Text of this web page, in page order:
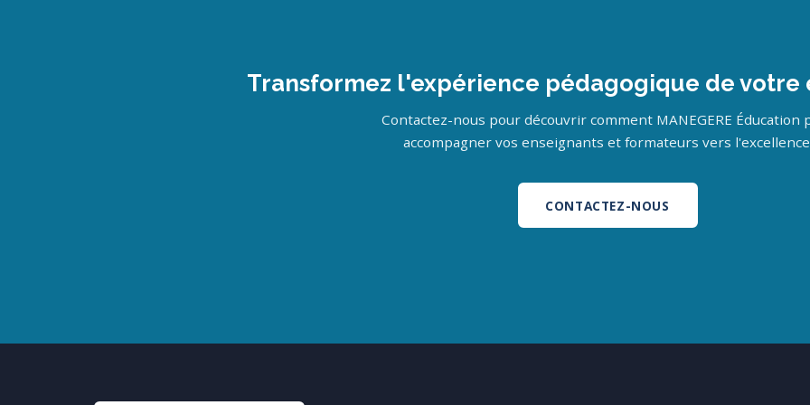
Transformez l'expérience pédagogique de votre
Contactez-nous pour découvrir comment MANEGERE Éducation
accompagner vos enseignants et formateurs vers
CONTACTEZ-NOUS